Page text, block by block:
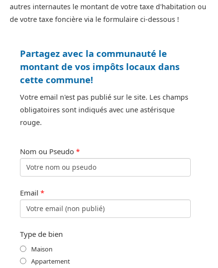
autres internautes le montant de votre taxe d'habitation ou
de votre taxe foncière via le formulaire ci-dessous !
Partagez avec la communauté le
montant de vos impôts locaux dans
cette commune!
Votre email n'est pas publié sur le site. Les champs
obligatoires sont indiqués avec une astérisque
rouge.
Nom ou Pseudo *
Email *
Type de bien
Maison
Appartement